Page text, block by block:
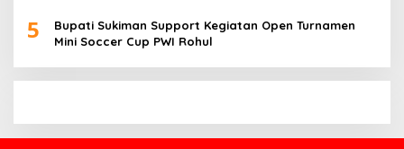
5
Bupati Sukiman Support Kegiatan Open Turnamen
Mini Soccer Cup PWI Rohul